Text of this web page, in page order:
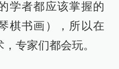
学者都应该掌握的
棋书画），所以在
专家们都会玩。